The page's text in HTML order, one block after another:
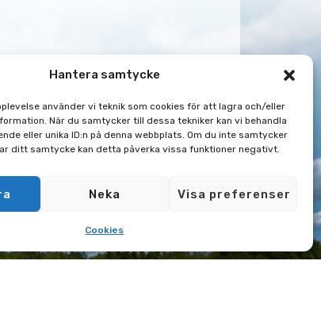
Hantera samtycke
använder vi teknik som cookies för att lagra och/eller
När du samtycker till dessa tekniker kan vi behandla
eller unika ID:n på denna webbplats. Om du inte samtycker
ditt samtycke kan detta påverka vissa funktioner negativt.
Neka Visa preferenser
Cookies